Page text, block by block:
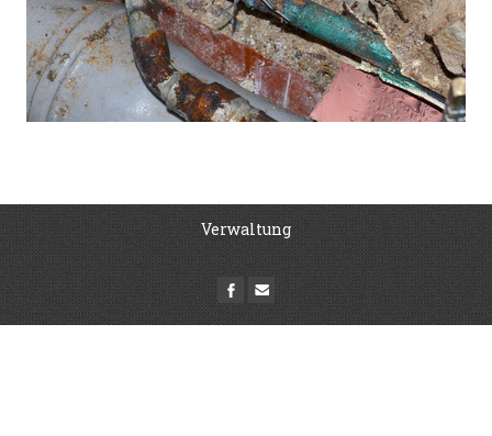
Verwaltung